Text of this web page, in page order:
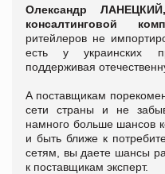
Олександр ЛАНЕЦКИЙ
консалтинговой
ритейлеров не
есть у украинских
поддерживая
А поставщикам
сети страны и не
намного больше шансов
и быть ближе к
сетям, вы даете шансы
к поставщикам эксперт.